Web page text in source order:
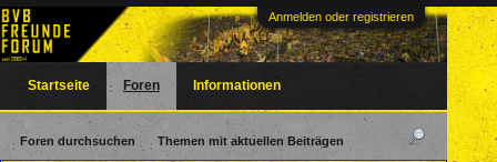
Anmelden oder registrieren
Startseite Foren
Foren durchsuchen Themen mit aktuellen Beiträgen
Informationen